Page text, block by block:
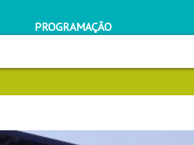
PROGRAMAÇÃO